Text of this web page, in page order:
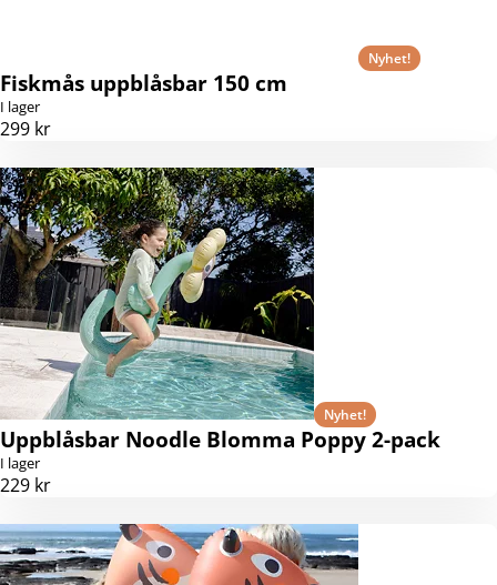
Nyhet!
Fiskmås uppblåsbar 150 cm
I lager
299 kr
Nyhet!
Uppblåsbar Noodle Blomma Poppy 2-pack
I lager
229 kr